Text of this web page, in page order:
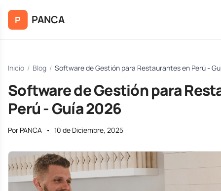
P PANCA
Inicio / Blog / Software de Gestión para Restaurantes en Perú -
Software de Gestión para
Perú - Guía 2026
Por PANCA • 10 de Diciembre, 2025